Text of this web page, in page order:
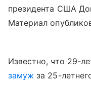
президента США
Материал
Известно, что 29-
замуж за 25-